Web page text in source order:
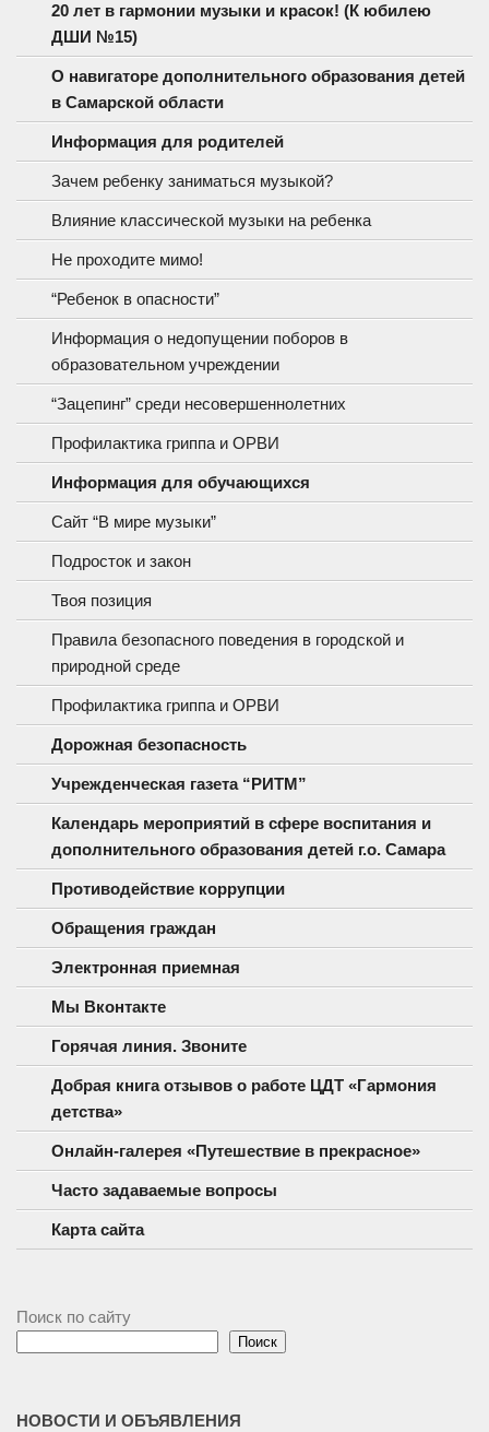
20 лет в гармонии музыки и красок! (К юбилею
ДШИ №15)
О навигаторе дополнительного образования детей
в Самарской области
Информация для родителей
Зачем ребенку заниматься музыкой?
Влияние классической музыки на ребенка
Не проходите мимо!
“Ребенок в опасности”
Информация о недопущении поборов в
образовательном учреждении
“Зацепинг” среди несовершеннолетних
Профилактика гриппа и ОРВИ
Информация для обучающихся
Сайт “В мире музыки”
Подросток и закон
Твоя позиция
Правила безопасного поведения в городской и
природной среде
Профилактика гриппа и ОРВИ
Дорожная безопасность
Учрежденческая газета “РИТМ”
Календарь мероприятий в сфере воспитания и
дополнительного образования детей г.о. Самара
Противодействие коррупции
Обращения граждан
Электронная приемная
Мы Вконтакте
Горячая линия. Звоните
Добрая книга отзывов о работе ЦДТ «Гармония
детства»
Онлайн-галерея «Путешествие в прекрасное»
Часто задаваемые вопросы
Карта сайта
Поиск по сайту
Поиск
НОВОСТИ И ОБЪЯВЛЕНИЯ